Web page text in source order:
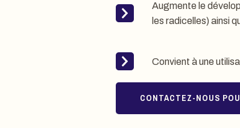
Augmente le
les radicelles) ainsi
Convient à une
CONTACTEZ-NOUS